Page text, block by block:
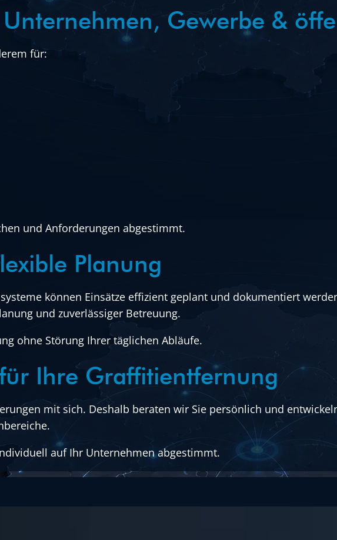
Gewerbe &
für:
und Anforderungen abgestimmt.
Planung
können Einsätze effizient geplant und dokumentiert
und zuverlässiger Betreuung.
ohne Störung Ihrer täglichen Abläufe.
Ihre Graffitientfernung
mit sich. Deshalb beraten wir Sie persönlich und
auf Ihr Unternehmen abgestimmt.